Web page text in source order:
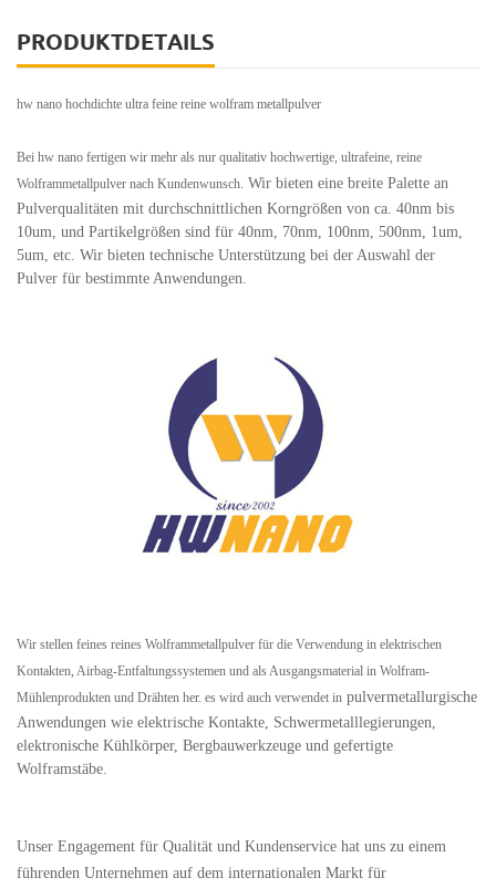
PRODUKTDETAILS
hw nano hochdichte ultra feine reine wolfram metallpulver
Bei hw nano fertigen wir mehr als nur qualitativ hochwertige, ultrafeine, reine
Wolframmetallpulver nach Kundenwunsch. Wir bieten eine breite Palette an
Pulverqualitäten mit durchschnittlichen Korngrößen von ca. 40nm bis
10um, und Partikelgrößen sind für 40nm, 70nm, 100nm, 500nm, 1um,
5um, etc. Wir bieten technische Unterstützung bei der Auswahl der
Pulver für bestimmte Anwendungen.
Wir stellen feines reines Wolframmetallpulver für die Verwendung in elektrischen
Kontakten, Airbag-Entfaltungssystemen und als Ausgangsmaterial in Wolfram-
Mühlenprodukten und Drähten her. es wird auch verwendet in pulvermetallurgische
Anwendungen wie elektrische Kontakte, Schwermetalllegierungen,
elektronische Kühlkörper, Bergbauwerkzeuge und gefertigte
Wolframstäbe.
Unser Engagement für Qualität und Kundenservice hat uns zu einem
führenden Unternehmen auf dem internationalen Markt für